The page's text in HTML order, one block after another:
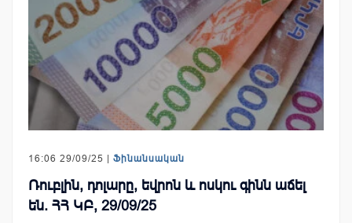
16:06 29/09/25 | Ֆինանսական
Ռուբլին, դոլարը, եվրոն և ոսկու գինն աճել
են. ՀՀ ԿԲ, 29/09/25